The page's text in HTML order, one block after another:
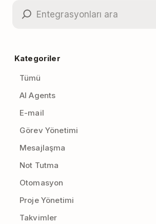
Kategoriler
Tümü
AI Agents
E-mail
Görev Yönetimi
Mesajlaşma
Not Tutma
Otomasyon
Proje Yönetimi
Takvimler